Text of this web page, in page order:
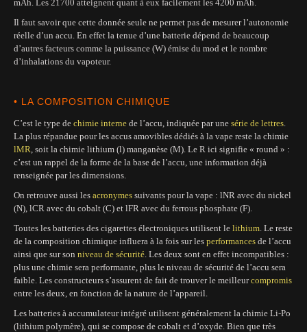
mAh. Les 21700 atteignent quant à eux facilement les 4200 mAh.
Il faut savoir que cette donnée seule ne permet pas de mesurer l’autonomie
réelle d’un accu. En effet la tenue d’une batterie dépend de beaucoup
d’autres facteurs comme la puissance (W) émise du mod et le nombre
d’inhalations du vapoteur.
• LA COMPOSITION CHIMIQUE
C’est le type de chimie interne de l’accu, indiquée par une série de lettres.
La plus répandue pour les accus amovibles dédiés à la vape reste la chimie
lMR, soit la chimie lithium (l) manganèse (M). Le R ici signifie « round » :
c’est un rappel de la forme de la base de l’accu, une information déjà
renseignée par les dimensions.
On retrouve aussi les acronymes suivants pour la vape : lNR avec du nickel
(N), lCR avec du cobalt (C) et lFR avec du ferrous phosphate (F).
Toutes les batteries des cigarettes électroniques utilisent le lithium. Le reste
de la composition chimique influera à la fois sur les performances de l’accu
ainsi que sur son niveau de sécurité. Les deux sont en effet incompatibles :
plus une chimie sera performante, plus le niveau de sécurité de l’accu sera
faible. Les constructeurs s’assurent de fait de trouver le meilleurcompromis
entre les deux, en fonction de la nature de l’appareil.
Les batteries à accumulateur intégré utilisent généralement la chimie Li-Po
(lithium polymère), qui se compose de cobalt et d’oxyde. Bien que très